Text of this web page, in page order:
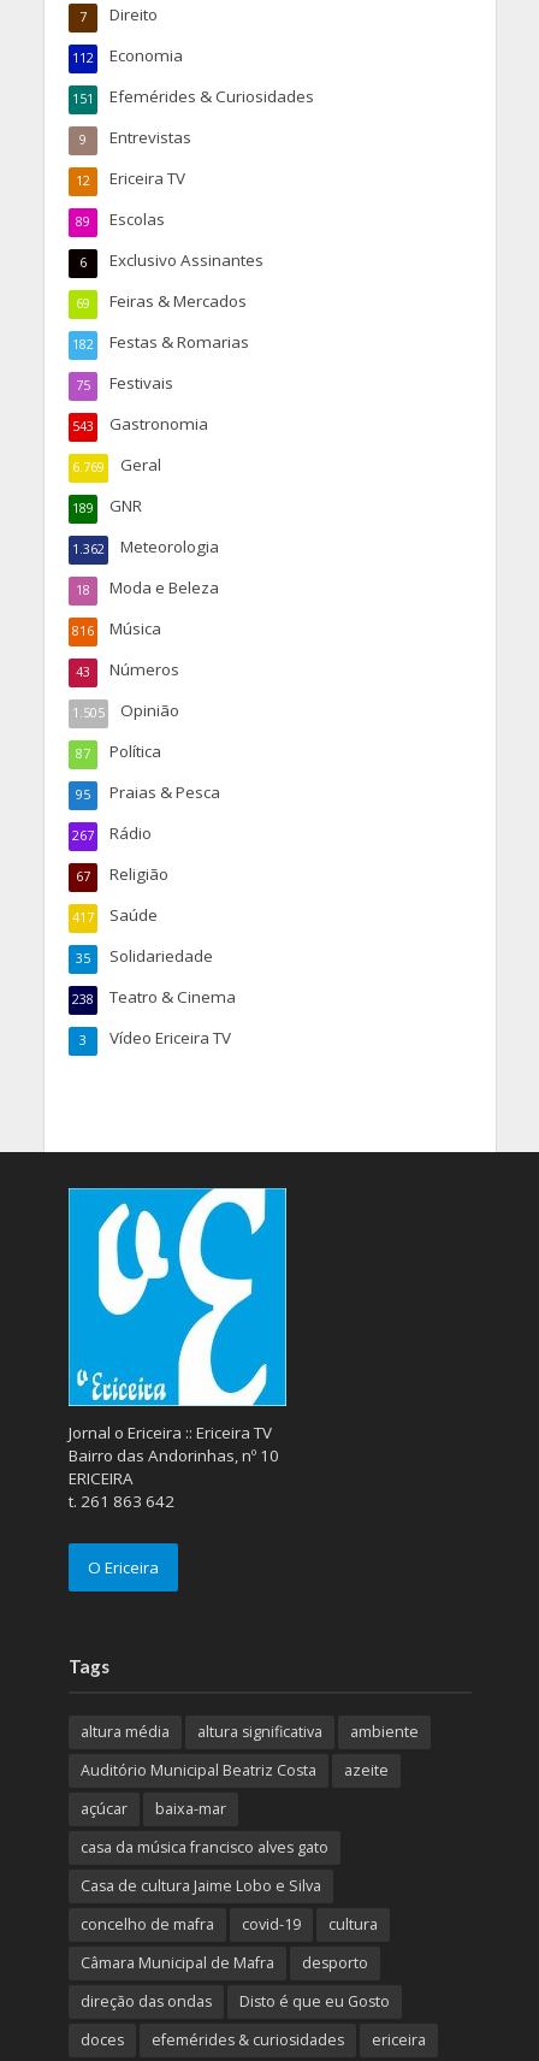
Direito
7
Economia
112
Efemérides & Curiosidades
151
Entrevistas
9
Ericeira TV
12
Escolas
89
Exclusivo Assinantes
6
Feiras & Mercados
69
Festas & Romarias
182
Festivais
75
Gastronomia
543
Geral
6.769
GNR
189
Meteorologia
1.362
Moda e Beleza
18
Música
816
Números
43
Opinião
1.505
Política
87
Praias & Pesca
95
Rádio
267
Religião
67
Saúde
417
Solidariedade
35
Teatro & Cinema
238
Vídeo Ericeira TV
3
Jornal o Ericeira :: Ericeira TV
Bairro das Andorinhas, nº 10
ERICEIRA
t. 261 863 642
O Ericeira
Tags
altura média altura significativa
ambiente
Auditório Municipal Beatriz Costa
azeite
açúcar
baixa-mar
casa da música francisco alves gato
Casa de cultura Jaime Lobo e Silva
concelho de mafra
covid-19
cultura
Câmara Municipal de Mafra
desporto
direção das ondas
Disto é que eu Gosto
doces
efemérides & curiosidades ericeira